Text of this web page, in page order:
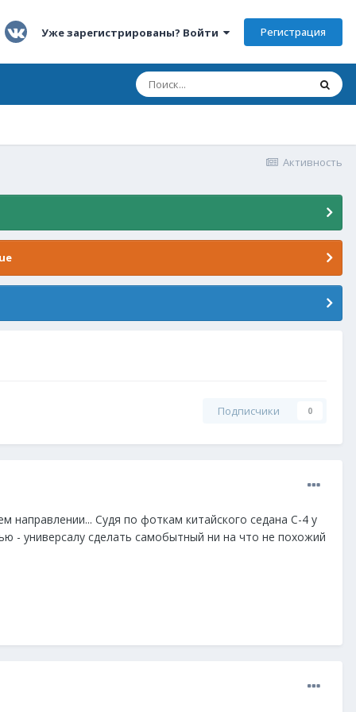
Уже зарегистрированы? Войти Регистрация
Активность
Подписчики 0
Судя по фоткам китайского седана С-4 у
- универсалу сделать самобытный ни на что не похожий